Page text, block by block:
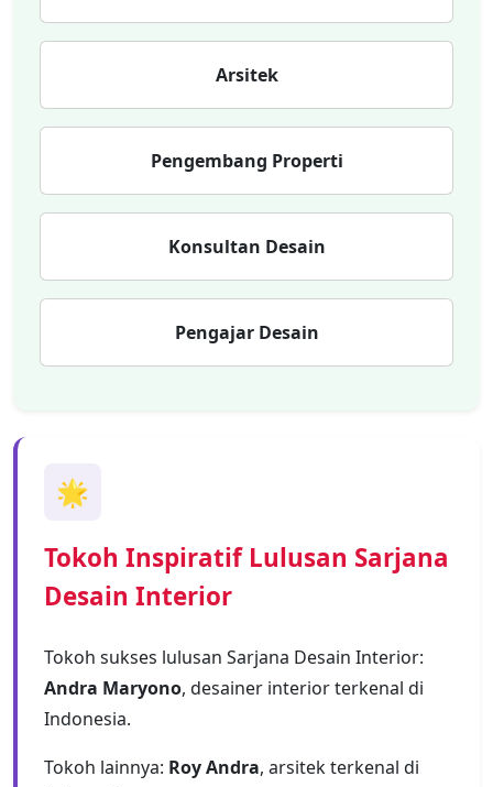
Arsitek
Pengembang Properti
Konsultan Desain
Pengajar Desain
🌟
Tokoh Inspiratif Lulusan Sarjana
Desain Interior
Tokoh sukses lulusan Sarjana Desain Interior:
Andra Maryono, desainer interior terkenal di
Indonesia.
Tokoh lainnya: Roy Andra, arsitek terkenal di